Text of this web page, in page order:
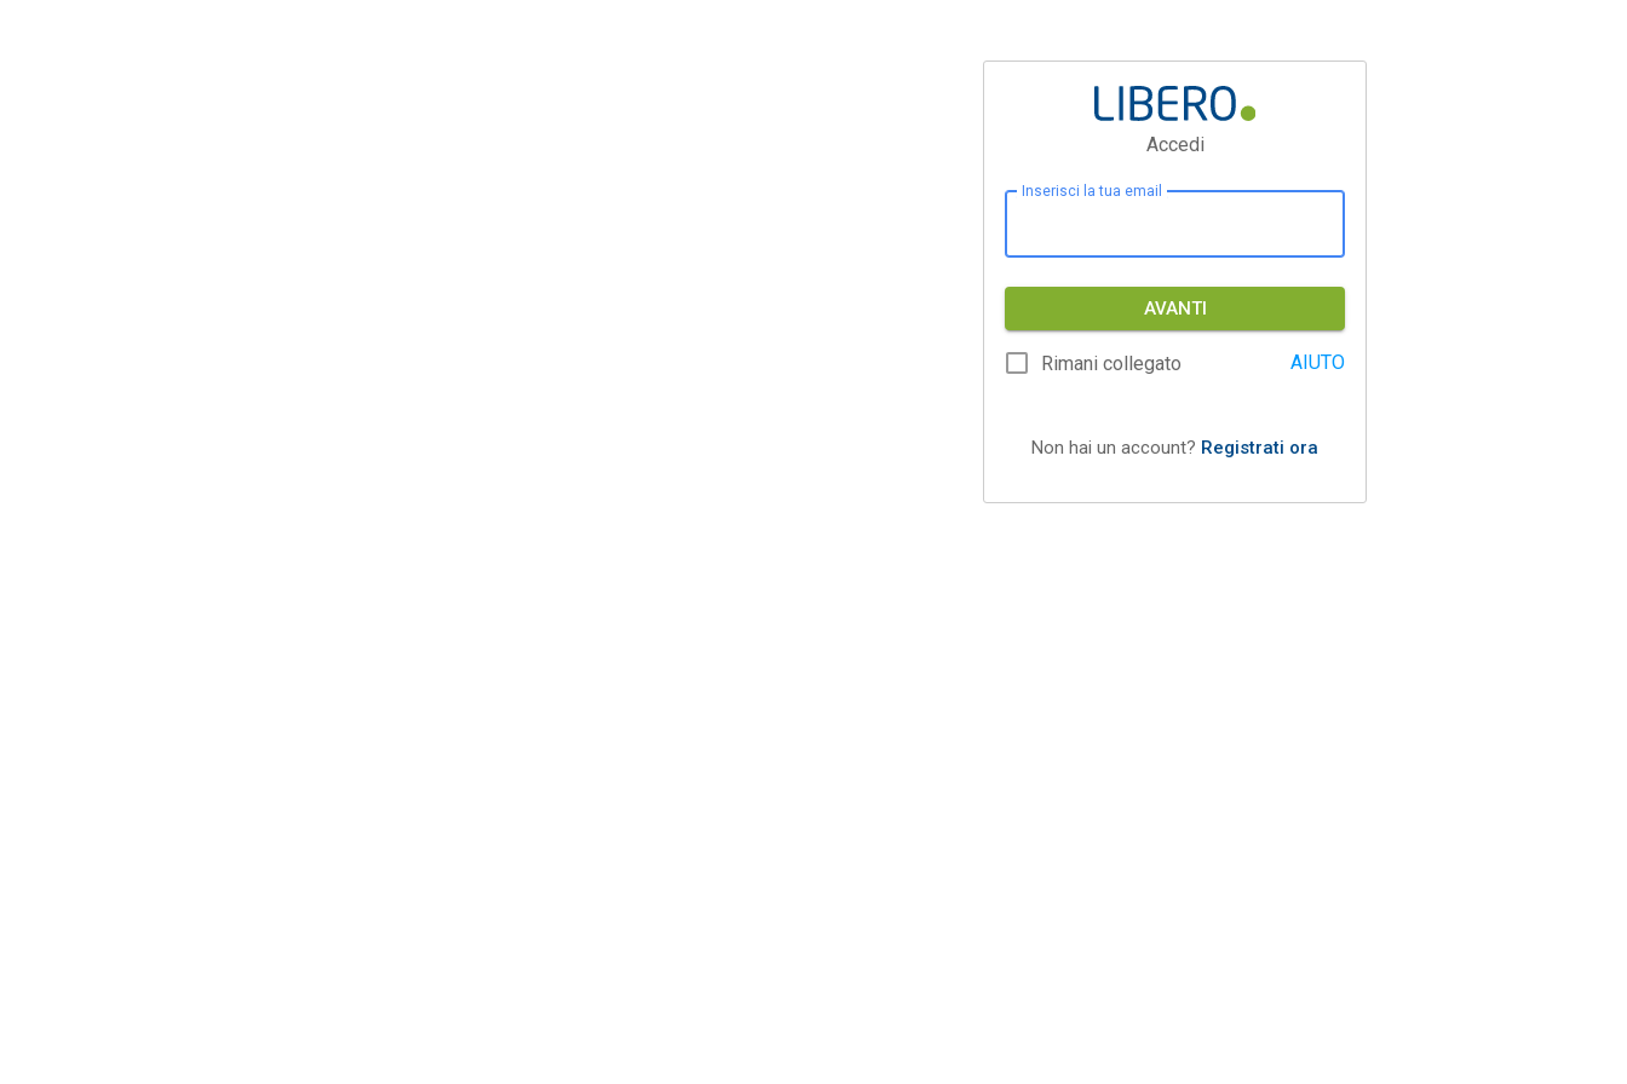
Accedi
Inserisci la tua email
AVANTI
Rimani collegato AIUTO
Non hai un account? Registrati ora